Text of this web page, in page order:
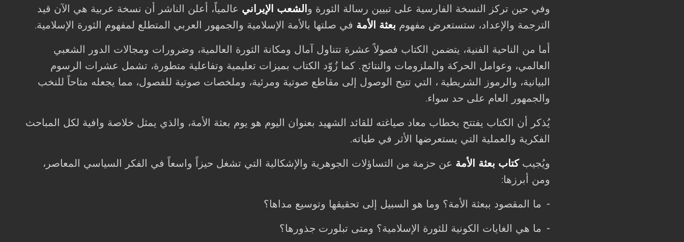
وفي حين تركز النسخة الفارسية على تبيين رسالة الثورة و الشعب الإيراني عالمياً، أعلن الناشر أن نسخة عربية هي الآن قيد
الترجمة والإعداد، ستستعرض مفهوم بعثة الأمة في صلتها بالأمة الإسلامية والجمهور العربي المتطلع لمفهوم الثورة الإسلامية.
أما من الناحية الفنية، يتضمن الكتاب فصولاً عشرة تتناول آمال ومكانة الثورة العالمية، وضرورات ومجالات الدور الشعبي
العالمي، وعوامل الحركة والملزومات والنتائج. كما زُوّد الكتاب بميزات تعليمية وتفاعلية متطورة، تشمل عشرات الرسوم
البيانية، والرموز الشريطية ، التي تتيح الوصول إلى مقاطع صوتية ومرئية، وملخصات صوتية للفصول، مما يجعله متاحاً للنخب
والجمهور العام على حد سواء.
يُذكر أن الكتاب يفتتح بخطاب معاد صياغته للقائد الشهيد بعنوان اليوم هو يوم بعثة الأمة، والذي يمثل خلاصة وافية لكل المباحث
الفكرية والعملية التي يستعرضها الأثر في طياته.
ويُجيبكتاب بعثة الأمة عن حزمة من التساؤلات الجوهرية والإشكالية التي تشغل حيزاً واسعاً في الفكر السياسي المعاصر،
ومن أبرزها:
- ما المقصود ببعثة الأمة؟ وما هو السبيل إلى تحقيقها وتوسيع مداها؟
- ما هي الغايات الكونية للثورة الإسلامية؟ ومتى تبلورت جذورها؟